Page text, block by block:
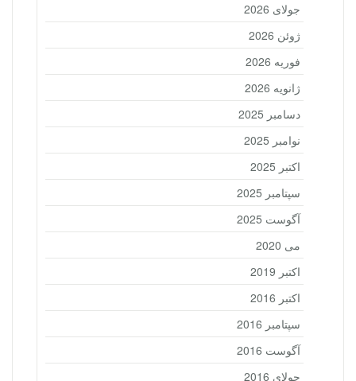
جولای 2026
ژوئن 2026
فوریه 2026
ژانویه 2026
دسامبر 2025
نوامبر 2025
اکتبر 2025
سپتامبر 2025
آگوست 2025
می 2020
اکتبر 2019
اکتبر 2016
سپتامبر 2016
آگوست 2016
جولای 2016